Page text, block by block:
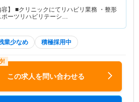
容】 ■クリニックにてリハビリ業務 ・整形
ポーツリハビリテーシ…
業少なめ 積極採用中
この求人を問い合わせる